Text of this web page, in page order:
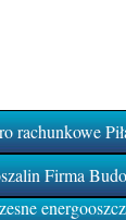
rachunkowe
Firma